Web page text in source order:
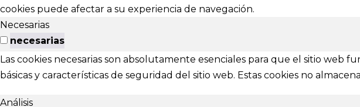
festivalvivelamagia.es
cookies puede afectar a su experiencia de navegación.
Necesarias
necesarias
Las cookies necesarias son absolutamente esenciales para que el sitio
básicas y características de seguridad del sitio web. Estas cookies no
Análisis